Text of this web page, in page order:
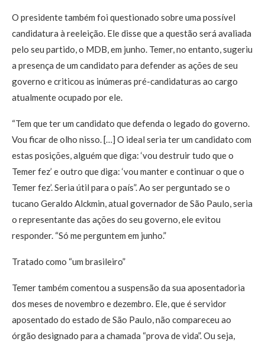
O presidente também foi questionado sobre uma possível
candidatura à reeleição. Ele disse que a questão será avaliada
pelo seu partido, o MDB, em junho. Temer, no entanto, sugeriu
a presença de um candidato para defender as ações de seu
governo e criticou as inúmeras pré-candidaturas ao cargo
atualmente ocupado por ele.
“Tem que ter um candidato que defenda o legado do governo.
Vou ficar de olho nisso. […] O ideal seria ter um candidato com
estas posições, alguém que diga: ‘vou destruir tudo que o
Temer fez’ e outro que diga: ‘vou manter e continuar o que o
Temer fez’. Seria útil para o país”. Ao ser perguntado se o
tucano Geraldo Alckmin, atual governador de São Paulo, seria
o representante das ações do seu governo, ele evitou
responder. “Só me perguntem em junho.”
Tratado como “um brasileiro”
Temer também comentou a suspensão da sua aposentadoria
dos meses de novembro e dezembro. Ele, que é servidor
aposentado do estado de São Paulo, não compareceu ao
órgão designado para a chamada “prova de vida”. Ou seja,